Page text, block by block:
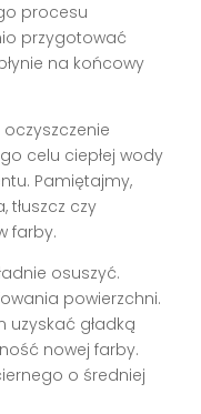
procesu
przygotować
na końcowy
oczyszczenie
celu ciepłej wody
Pamiętajmy,
tłuszcz czy
farby.
osuszyć.
powierzchni.
uzyskać gładką
nowej farby.
o średniej